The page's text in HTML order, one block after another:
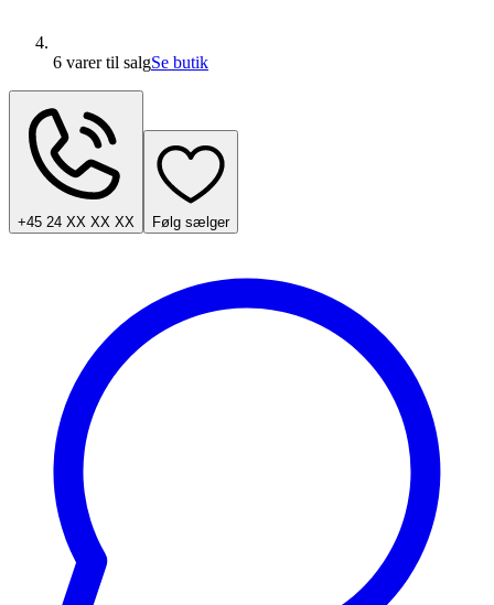
6 varertil salgSe butik
+45 24 XX XX XX Følg sælger